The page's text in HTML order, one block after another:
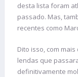
desta lista foram
passado. Mas,
recentes como
Dito isso, com
lendas que
definitivamente